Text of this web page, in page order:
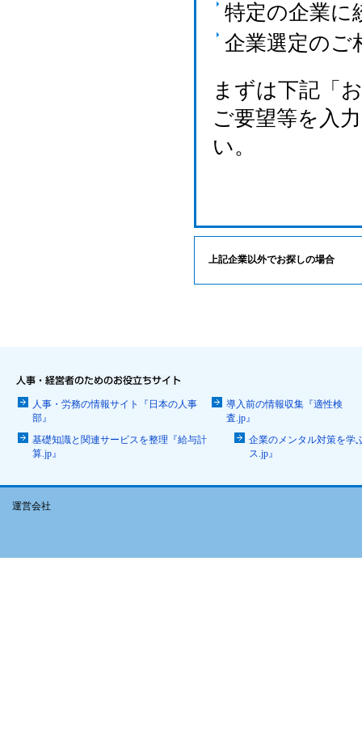
特定の企業に
企業選定のご
まずは下記「
ご要望等を入
い。
上記企業以外でお探しの場合
人事・労務の情報サイト『日本の人事
部』
導入前の情報収集『適性検
査.jp』
基礎知識と関連サービスを整理『給与計
算.jp』
企業のメンタル対策を学
ス.jp』
運営会社